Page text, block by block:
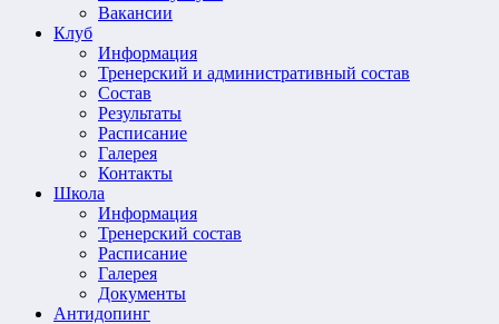
Вакансии
Клуб
Информация
Тренерский и административный состав
Состав
Результаты
Расписание
Галерея
Контакты
Школа
Информация
Тренерский состав
Расписание
Галерея
Документы
Антидопинг